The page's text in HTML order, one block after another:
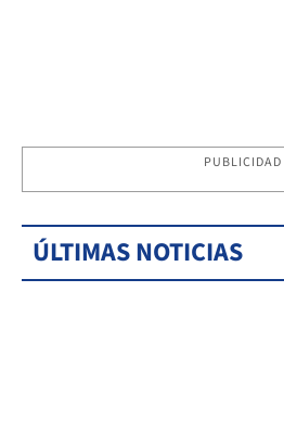
PUBLICIDAD
ÚLTIMAS NOTICIAS